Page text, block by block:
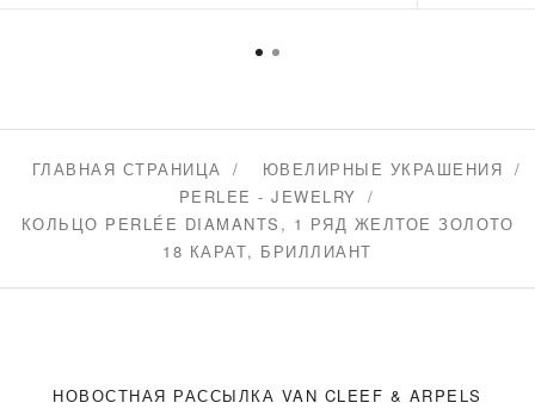
ГЛАВНАЯ СТРАНИЦА
ЮВЕЛИРНЫЕ УКРАШЕНИЯ
PERLEE - JEWELRY
КОЛЬЦО PERLÉE DIAMANTS, 1 РЯД ЖЕЛТОЕ ЗОЛОТО
18 КАРАТ, БРИЛЛИАНТ
НОВОСТНАЯ РАССЫЛКА VAN CLEEF & ARPELS